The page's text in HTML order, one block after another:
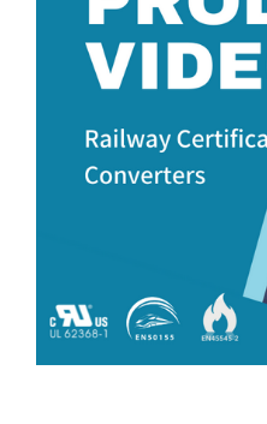
サポート
カタログ
会社紹介動画
技術記事